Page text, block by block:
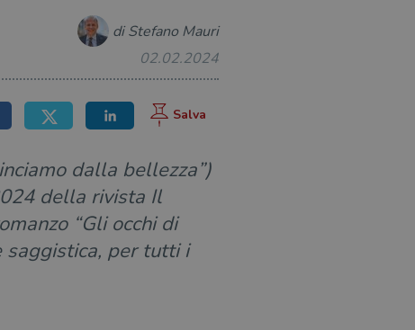
di Stefano Mauri
02.02.2024
dalla bellezza”)
della rivista Il
“Gli occhi di
saggistica, per tutti i